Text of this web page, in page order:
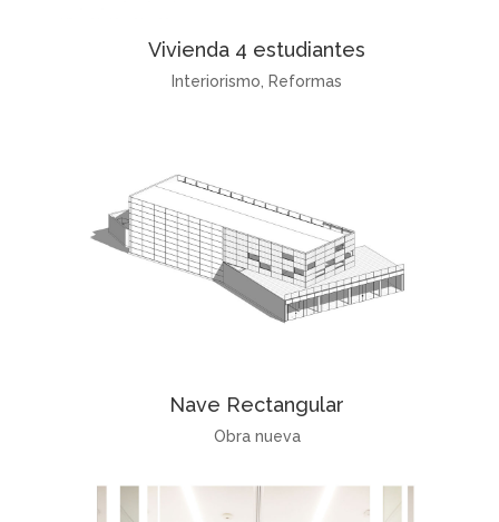
Vivienda 4 estudiantes
Interiorismo Reformas
Nave Rectangular
Obra nueva